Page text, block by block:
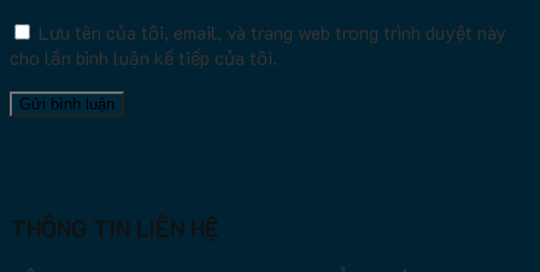
Lưu tên của tôi, email, và trang web trong trình duyệt này
cho lần bình luận kế tiếp của tôi.
THÔNG TIN LIÊN HỆ